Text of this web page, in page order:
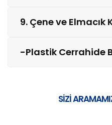
9. Çene ve Elmacık
-Plastik Cerrahide
SİZİ